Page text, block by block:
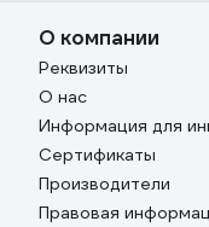
О компании
Реквизиты
О нас
Информация для
Сертификаты
Производители
Правовая